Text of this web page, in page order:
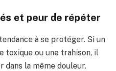
et peur de répéter
à se protéger. Si un
toxique ou une trahison, il
la même douleur.